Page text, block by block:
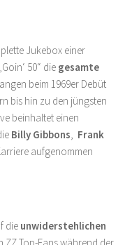
Jukebox einer
50“ die gesamte
beim 1969er Debüt
bis hin zu den jüngsten
beinhaltet einen
Billy Gibbons
Frank
aufgenommen
die unwiderstehlichen